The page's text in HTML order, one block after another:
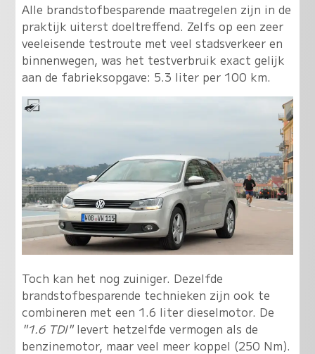
Alle brandstofbesparende maatregelen zijn in de
praktijk uiterst doeltreffend. Zelfs op een zeer
veeleisende testroute met veel stadsverkeer en
binnenwegen, was het testverbruik exact gelijk
aan de fabrieksopgave: 5.3 liter per 100 km.
Toch kan het nog zuiniger. Dezelfde
brandstofbesparende technieken zijn ook te
combineren met een 1.6 liter dieselmotor. De
"1.6 TDI"levert hetzelfde vermogen als de
benzinemotor, maar veel meer koppel (250 Nm).